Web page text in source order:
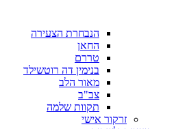
הנבחרת הצעירה
החאן
טררם
בנימין דה רוטשילד
מאור הלב
צב"ב
תקוות שלמה
זרקור אישי